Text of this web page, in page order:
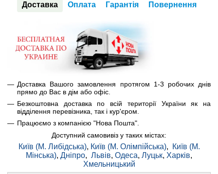
Доставка Оплата Гарантія Повернення
Доставка Вашого замовлення протягом 1-3 робочих днів
прямо до Вас в дім або офіс.
Безкоштовна доставка по всій території України як на
відділення перевізника, так і кур'єром.
Працюємо з компанією "Нова Пошта".
Доступний самовивіз у таких містах:
Київ (М. Либідська), Київ (М. Олімпійська),
Київ (М.
Мінська), Дніпро, Львів, Одеса, Луцьк, Харків,
Хмельницький